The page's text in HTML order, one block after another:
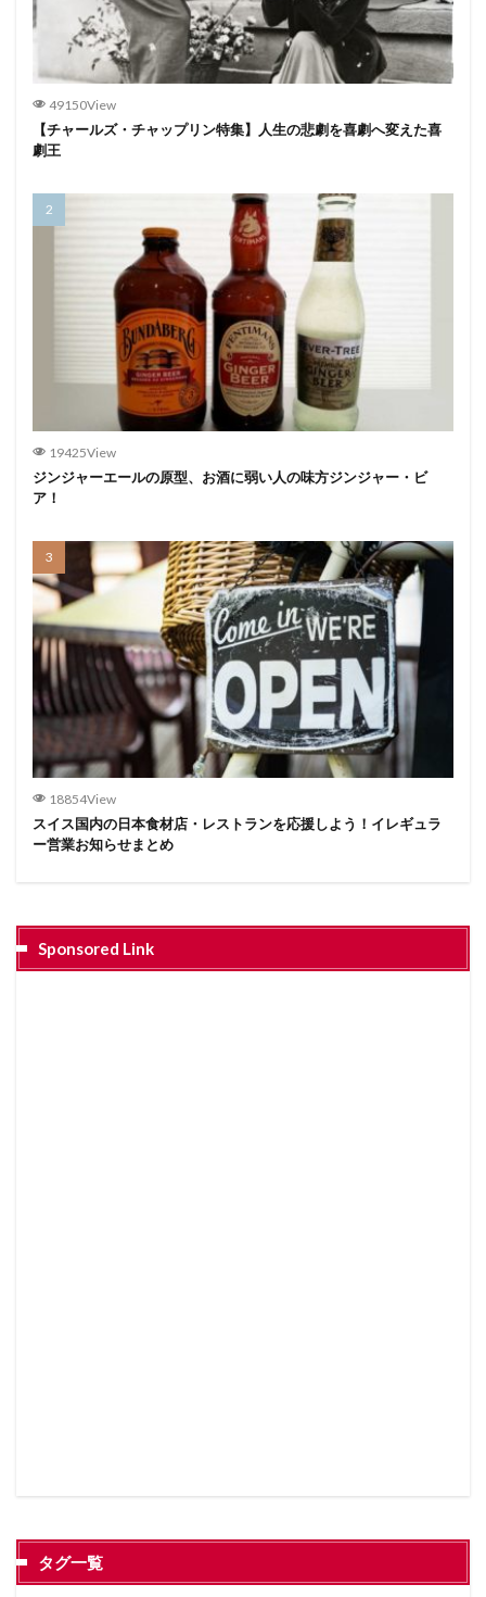
49150View
【チャールズ・チャップリン特集】人生の悲劇を喜劇へ変えた喜
劇王
19425View
ジンジャーエールの原型、お酒に弱い人の味方ジンジャー・ビ
ア！
18854View
スイス国内の日本食材店・レストランを応援しよう！イレギュラ
ー営業お知らせまとめ
Sponsored Link
タグ一覧